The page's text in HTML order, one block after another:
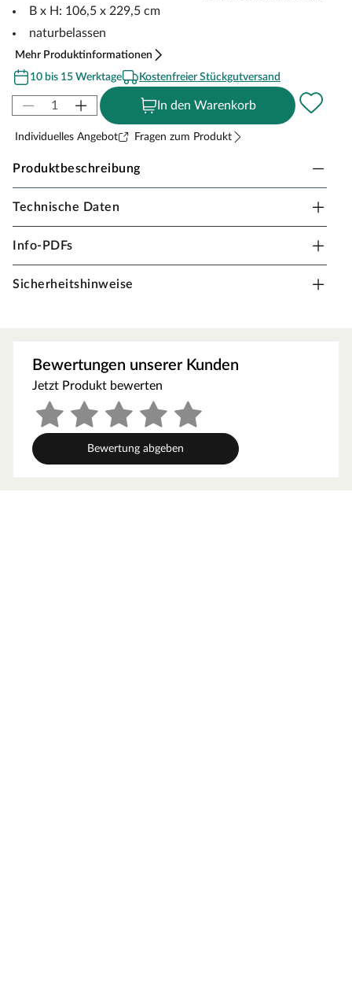
B x H: 106,5 x 229,5 cm
naturbelassen
Mehr Produktinformationen
10 bis 15 Werktage
Kostenfreier Stückgutversand
In den Warenkorb
Individuelles Angebot Fragen zum Produkt
Produktbeschreibung
KARIBU Seitenwand geschlossen für Pavillon
Pavillon Cubeco 0,5 bietet dir eine flexible Möglichkeit,
die natürliche, naturbelassene Optik harmonisch in
deinen Garten ein.
Die Lamellenstruktur sorgt für ein angenehmes
Raumgefühl und ermöglicht zugleich Luftzirkulation,
während die stabile Verarbeitung eine langlebige
Nutzung gewährleistet. So kannst du deinen Pavillon
Technische Daten
Info-PDFs
Sicherheitshinweise
Bewertungen unserer Kunden
Jetzt Produkt bewerten
Bewertung abgeben